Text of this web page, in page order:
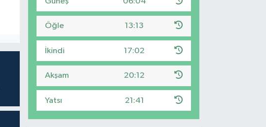
Öğle 13:13
İkindi 17:02
Akşam 20:12
Yatsı 21:41